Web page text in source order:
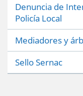
Denuncia de
Policía Local
Mediadores y
Sello Sernac